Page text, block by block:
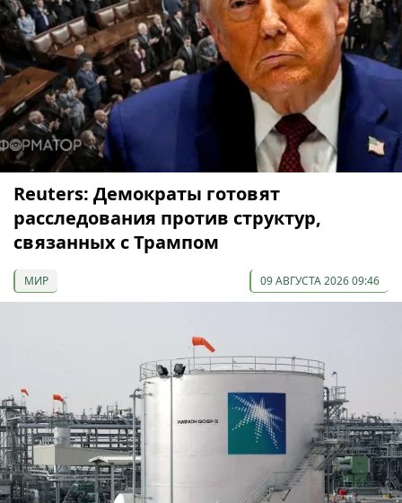
Reuters: Демократы готовят
расследования против структур,
связанных с Трампом
МИР 09 АВГУСТА 2026 09:46